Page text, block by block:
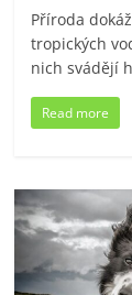
Příroda
tropických
nich svádějí
Read more